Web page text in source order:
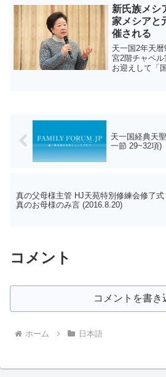
新氏族メシ
家メシアと
催される
天一国2年天
宮2階チャペ
お迎えして「
天一国経典天
一節 29~32項)
真の父母様主管 HJ天苑特別修練会修了式
真のお母様のみ言 (2016.8.20)
コメント
コメントを書き
ホーム 日本語